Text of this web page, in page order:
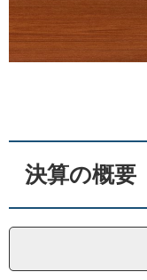
先
頭
を
飛
へ
決算の概要